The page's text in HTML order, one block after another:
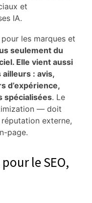
et
IA.
les marques et
seulement du
Elle vient aussi
: avis,
d’expérience,
spécialisées. Le
— doit
externe,
page.
le SEO,